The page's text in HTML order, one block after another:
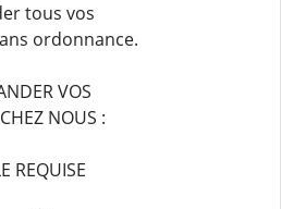
tous vos
ordonnance.
VOS
NOUS :
REQUISE